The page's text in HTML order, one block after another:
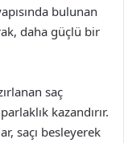
bulunan
daha güçlü bir
saç
kazandırır.
saçı besleyerek